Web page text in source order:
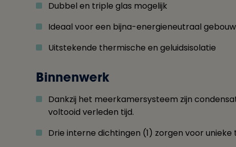
Dubbel en triple glas mogelijk
Ideaal voor een bijna-energieneutraal gebouw
Uitstekende thermische en geluidsisolatie
Binnenwerk
Dankzij het meerkamersysteem zijn
voltooid verleden tijd.
Drie interne dichtingen (1) zorgen voor unieke